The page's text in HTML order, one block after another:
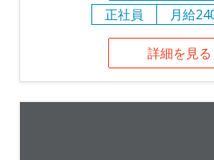
正社員
月給
詳細を見る